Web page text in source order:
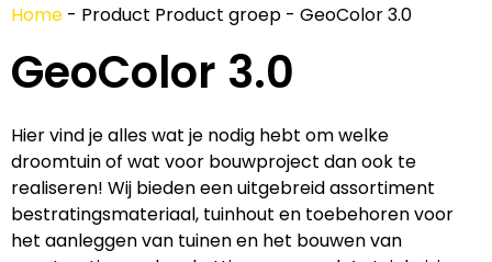
Home - Product Product groep - GeoColor 3.0
GeoColor 3.0
Hier vind je alles wat je nodig hebt om welke
droomtuin of wat voor bouwproject dan ook te
realiseren! Wij bieden een uitgebreid assortiment
bestratingsmateriaal, tuinhout en toebehoren voor
het aanleggen van tuinen en het bouwen van